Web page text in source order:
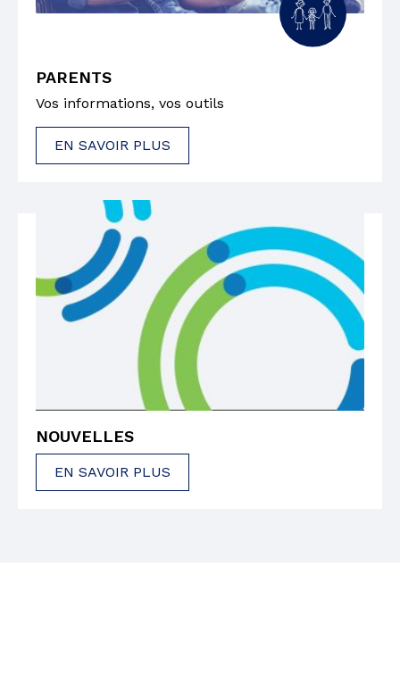
PARENTS
Vos informations, vos outils
EN SAVOIR PLUS
NOUVELLES
EN SAVOIR PLUS